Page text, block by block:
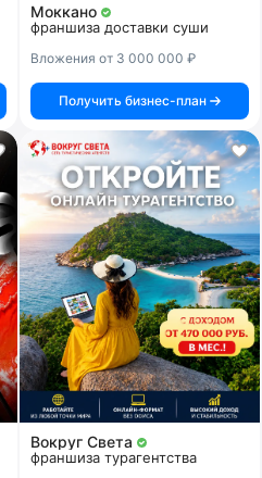
Моккано
франшиза доставки суши
Вложения от 3 000 000 ₽
Получить бизнес-план
Вокруг Света
франшиза турагентства